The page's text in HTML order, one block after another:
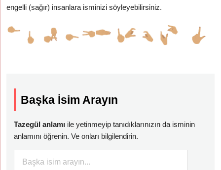
engelli (sağır) insanlara isminizi söyleyebilirsiniz.
Başka İsim Arayın
Tazegül anlamı ile yetinmeyip tanıdıklarınızın da isminin
anlamını öğrenin. Ve onları bilgilendirin.